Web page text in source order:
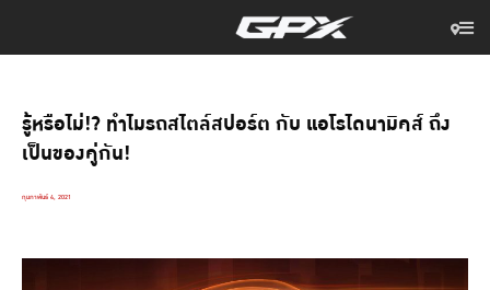
รู้หรือไม่!? ทำไมรถสไตล์สปอร์ต กับ แอโรไดนามิคส์ ถึง
เป็นของคู่กัน!
กุมภาพันธ์ 4, 2021